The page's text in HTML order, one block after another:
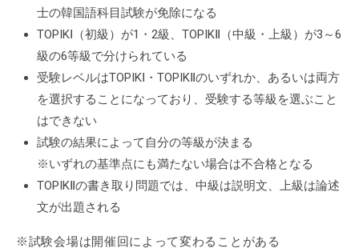
士の韓国語科目試験が免除になる
TOPIKⅠ（初級）が1・2級、TOPIKⅡ（中級・上級）が3～6
級の6等級で分けられている
受験レベルはTOPIKⅠ・TOPIKⅡのいずれか、あるいは両方
を選択することになっており、受験する等級を選ぶこと
はできない
試験の結果によって自分の等級が決まる
※いずれの基準点にも満たない場合は不合格となる
TOPIKⅡの書き取り問題では、中級は説明文、上級は論述
文が出題される
※試験会場は開催回によって変わることがある